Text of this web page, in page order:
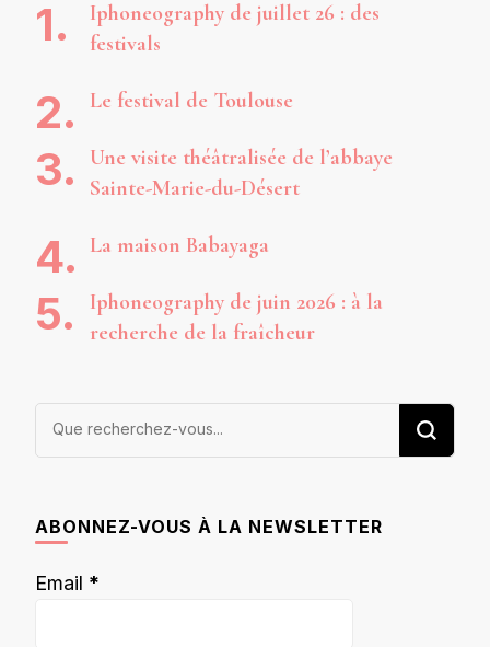
Iphoneography de juillet 26 : des
festivals
Le festival de Toulouse
Une visite théâtralisée de l’abbaye
Sainte-Marie-du-Désert
La maison Babayaga
Iphoneography de juin 2026 : à la
recherche de la fraîcheur
Vous
ABONNEZ-VOUS À LA NEWSLETTER
Email *